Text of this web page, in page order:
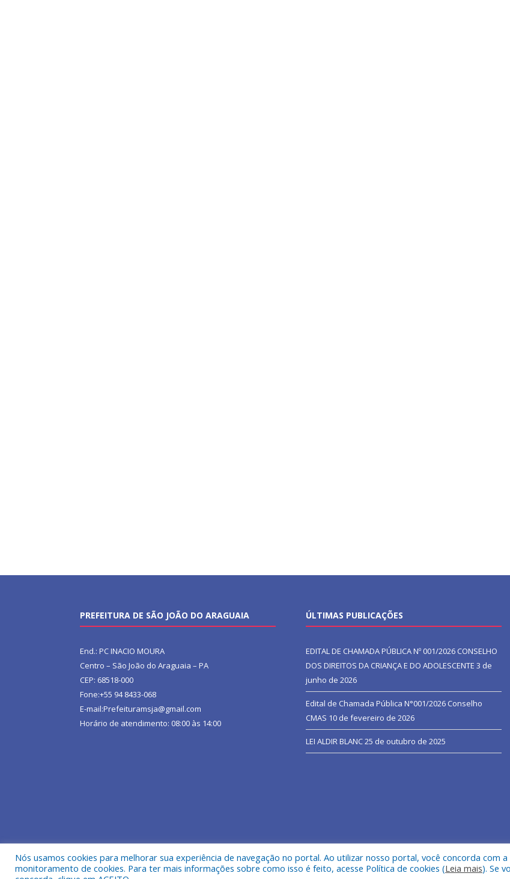
PREFEITURA DE SÃO JOÃO DO ARAGUAIA
End.: PC INACIO MOURA
Centro – São João do Araguaia – PA
CEP: 68518-000
Fone:+55 94 8433-068
E-mail:Prefeituramsja@gmail.com
Horário de atendimento: 08:00 às 14:00
ÚLTIMAS PUBLICAÇÕES
EDITAL DE CHAMADA PÚBLICA Nº 001/2026 CONSELHO
DOS DIREITOS DA CRIANÇA E DO ADOLESCENTE 3 de
junho de 2026
Edital de Chamada Pública N°001/2026 Conselho
CMAS 10 de fevereiro de 2026
LEI ALDIR BLANC25 de outubro de 2025
Todos os direitos reservados a Prefeitura Municipal de São João do Araguaia.
Nós usamos cookies para melhorar sua experiência de navegação no portal. Ao utilizar nosso portal, você concorda com
monitoramento de cookies. Para ter mais informações sobre como isso é feito, acesse Política de cookies (Leia mais). Se